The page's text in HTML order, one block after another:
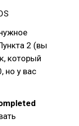
2 (вы
который
но у вас